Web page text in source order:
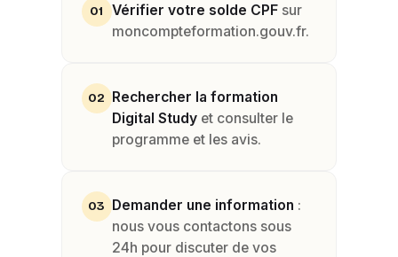
01 Vérifier votre solde CPFsur
moncompteformation.gouv.fr.
02 Rechercher la formation
Digital Studyet consulter le
programme et les avis.
03 Demander une information :
nous vous contactons sous
24h pour discuter de vos